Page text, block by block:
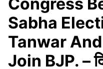
Sabha
Tanwar
Join BJP. –